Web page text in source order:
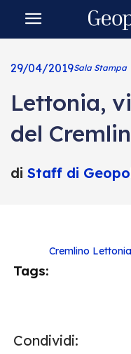
29/04/2019Sala Stampa
Lettonia,
del
di Staff di
Tags:
Cremlino Lettonia
Condividi: